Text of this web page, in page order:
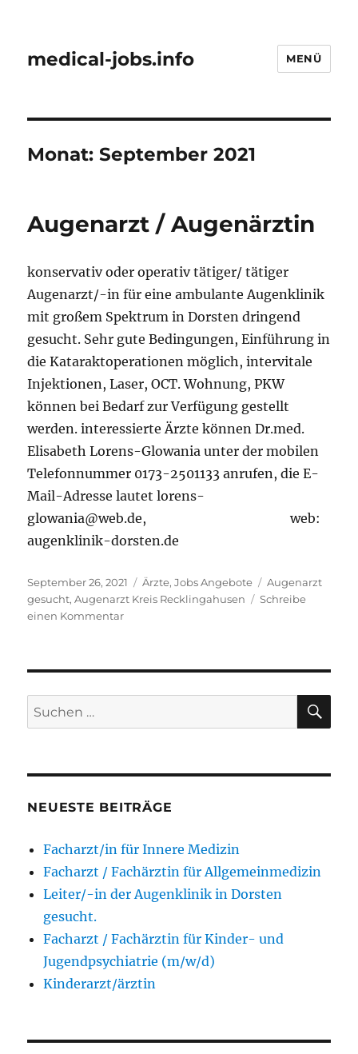
medical-jobs.info MENÜ
Monat:September 2021
Augenarzt / Augenärztin
konservativ oder operativ tätiger/ tätiger
Augenarzt/-in für eine ambulante Augenklinik
mit großem Spektrum in Dorsten dringend
gesucht. Sehr gute Bedingungen, Einführung in
die Kataraktoperationen möglich, intervitale
Injektionen, Laser, OCT. Wohnung, PKW
können bei Bedarf zur Verfügung gestellt
werden. interessierte Ärzte können Dr.med.
Elisabeth Lorens-Glowania unter der mobilen
Telefonnummer 0173-2501133 anrufen, die E-
Mail-Adresse lautet lorens-
glowania@web.de, web:
augenklinik-dorsten.de
Veröffentlicht
am
September 26, 2021 Kategorien
Ärzte,Jobs Angebote Schlagwörter
Augenarzt
gesucht,Augenarzt Kreis Recklingahusen
Schreibe
einen Kommentarzu
Suchen
nach:
NEUESTE BEITRÄGE
Facharzt/in für Innere Medizin
Facharzt / Fachärztin für Allgemeinmedizin
Leiter/-in der Augenklinik in Dorsten
gesucht.
Facharzt / Fachärztin für Kinder- und
Jugendpsychiatrie (m/w/d)
Kinderarzt/ärztin